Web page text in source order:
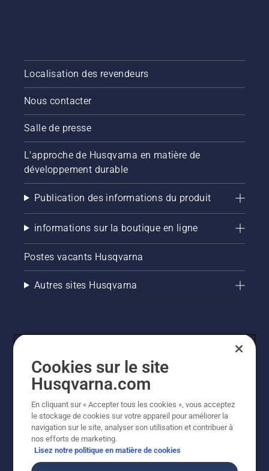
Localisation des revendeurs
Nous contacter
Salle de presse
L'approche de Husqvarna en matière de
développement durable
Publication des informations du produit
informations sur la boutique en ligne
Postes vacants Husqvarna
Autres sites Husqvarna
© Husqvarna AB (publ). Tous droits réservés. Les prix
indiqués sont des prix de vente conseillés. Tous les prix
indiqués sont des prix de vente recommandés (TVA
incluse), sauf si le produit est disponible pour un achat
direct.
Cookies sur le site
Husqvarna.com
En cliquant sur « Accepter tous les cookies », vous acceptez
le stockage de cookies sur votre appareil pour améliorer la
navigation sur le site, analyser son utilisation et contribuer à
nos efforts de marketing.
Lisez notre politique en matière de cookies